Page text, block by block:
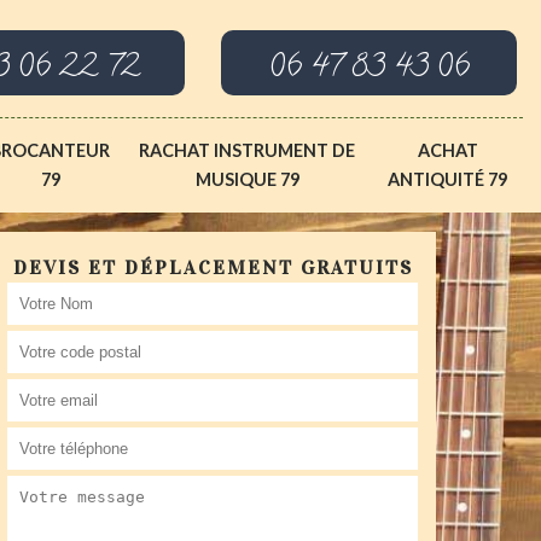
06 22 72 06 47 83 43 06
79
RACHAT INSTRUMENT DE
MUSIQUE 79
ACHAT
ANTIQUITÉ 79
DEVIS ET DÉPLACEMENT GRATUITS